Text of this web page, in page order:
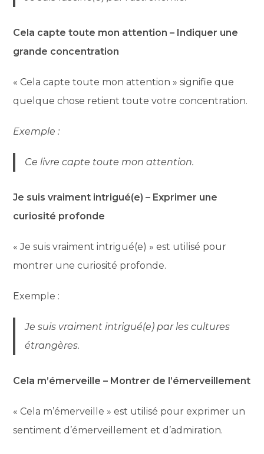
Cela capte toute mon attention – Indiquer une
grande concentration
« Cela capte toute mon attention » signifie que
quelque chose retient toute votre concentration.
Exemple :
Ce livre capte toute mon attention.
Je suis vraiment intrigué(e) – Exprimer une
curiosité profonde
« Je suis vraiment intrigué(e) » est utilisé pour
montrer une curiosité profonde.
Exemple :
Je suis vraiment intrigué(e) par les cultures
étrangères.
Cela m’émerveille – Montrer de l’émerveillement
« Cela m’émerveille » est utilisé pour exprimer un
sentiment d’émerveillement et d’admiration.